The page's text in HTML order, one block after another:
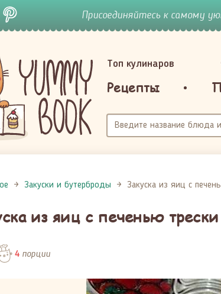
Присоединяйтесь к самому
Топ кулинаров
Рецепты
Закуски и бутерброды Закуска из яиц с
из яиц с печенью трески
4порции